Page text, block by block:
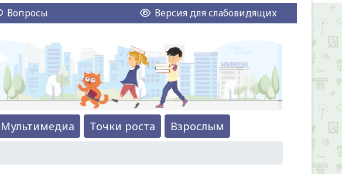
Вопросы Версия для слабовидящих
Мультимедиа Точки роста Взрослым